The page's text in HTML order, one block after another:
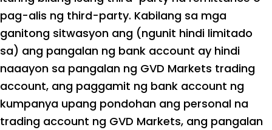
pag-alis ng third-party. Kabilang sa mga
ganitong sitwasyon ang (ngunit hindi limitado
sa) ang pangalan ng bank account ay hindi
naaayon sa pangalan ng GVD Markets trading
account, ang paggamit ng bank account ng
kumpanya upang pondohan ang personal na
trading account ng GVD Markets, ang pangalan